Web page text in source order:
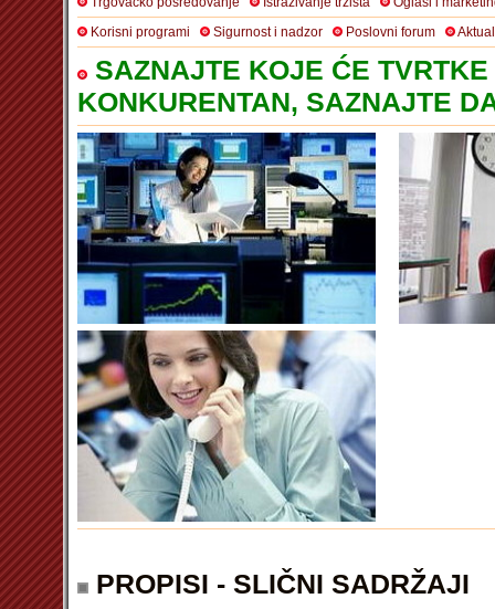
Korisni programi
Sigurnost i nadzor Poslovni forum
SAZNAJTE KOJE ĆE
KONKURENTAN, SAZNAJTE
PROPISI - SLIČNI SADRŽAJI